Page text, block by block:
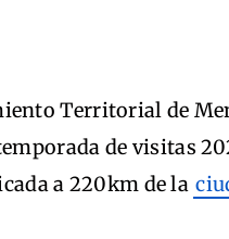
Territorial de
de visitas
a 220km de la